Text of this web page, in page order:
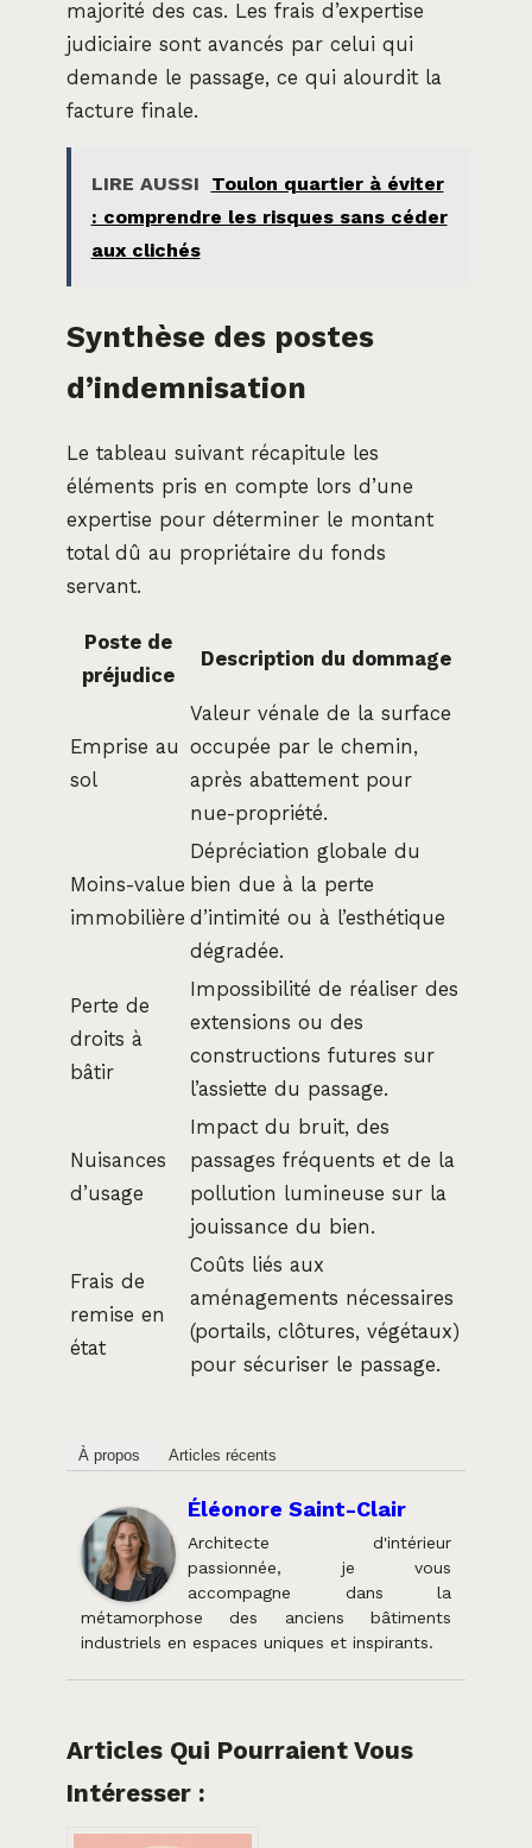
majorité des cas. Les frais d’expertise
judiciaire sont avancés par celui qui
demande le passage, ce qui alourdit la
facture finale.
LIRE AUSSI
Toulon quartier à éviter
: comprendre les risques sans céder
aux clichés
Synthèse des postes
d’indemnisation
Le tableau suivant récapitule les
éléments pris en compte lors d’une
expertise pour déterminer le montant
total dû au propriétaire du fonds
servant.
Poste de
préjudice
Description du dommage
Emprise au
sol
Valeur vénale de la surface
occupée par le chemin,
après abattement pour
nue-propriété.
Moins-value
immobilière
Dépréciation globale du
bien due à la perte
d’intimité ou à l’esthétique
dégradée.
Perte de
droits à
bâtir
Impossibilité de réaliser des
extensions ou des
constructions futures sur
l’assiette du passage.
Nuisances
d’usage
Impact du bruit, des
passages fréquents et de la
pollution lumineuse sur la
jouissance du bien.
Frais de
remise en
état
Coûts liés aux
aménagements nécessaires
(portails, clôtures, végétaux)
pour sécuriser le passage.
À propos Articles récents
Éléonore Saint-Clair
Architecte d'intérieur
passionnée, je vous
accompagne dans la
métamorphose des anciens bâtiments
industriels en espaces uniques et inspirants.
Articles Qui Pourraient Vous
Intéresser :